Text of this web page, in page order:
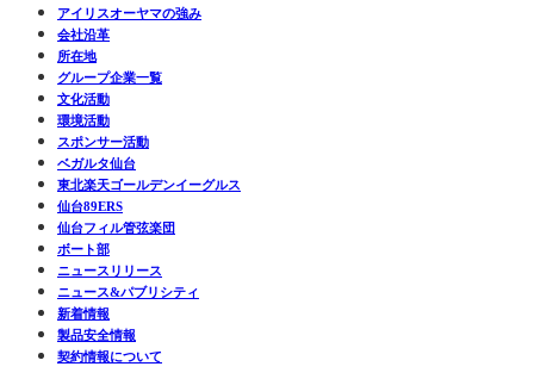
アイリスオーヤマの強み
会社沿革
所在地
グループ企業一覧
文化活動
環境活動
スポンサー活動
ベガルタ仙台
東北楽天ゴールデンイーグルス
仙台89ERS
仙台フィル管弦楽団
ボート部
ニュースリリース
ニュース&パブリシティ
新着情報
製品安全情報
契約情報について